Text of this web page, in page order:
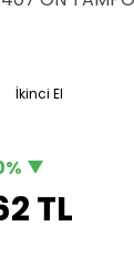
İkinci El
TL